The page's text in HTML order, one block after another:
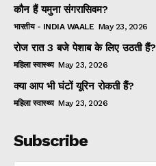
कौन हैं यमुना संगरासिवम?
भारतीय - INDIA WAALE May 23, 2026
रोज रात 3 बजे पेशाब के लिए उठती हैं?
महिला स्वास्थ्य May 23, 2026
क्या आप भी घंटों यूरिन रोकती हैं?
महिला स्वास्थ्य May 23, 2026
Subscribe